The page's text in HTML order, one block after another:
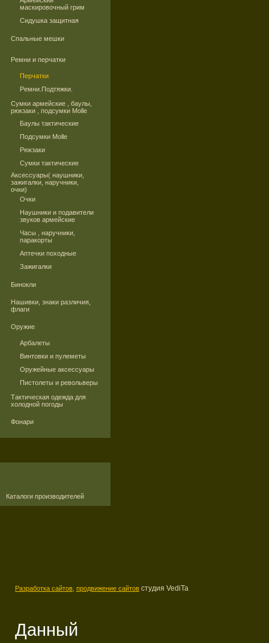
маскировочный грим
Сидушка защитная
Спальные мешки
Ремни и перчатки
Перчатки
Ремни.Подтяжки.
Сумки армейские , баулы,
рюкзаки , подсумки Molle
Баулы тактические
Подсумки Molle
Рюкзаки
Сумки тактические
Аксессуары( наушники,
зажигалки, наручники,
очки)
Очки
Наушники и подавители
звуков армейские
Часы , наручники,
паракорты
Аптечки походные
Зажигалки
Бинокли
Нашивки, знаки различия,
флаги
Оружие
Арбалеты
Винтовки и пулеметы
Оружейные аксессуары
Пистолеты и револьверы
Тактическая одежда для
холодной погоды
Фонари
Каталоги производителей
Разработка сайтов, продвижение сайтов студия VediTa
Данный